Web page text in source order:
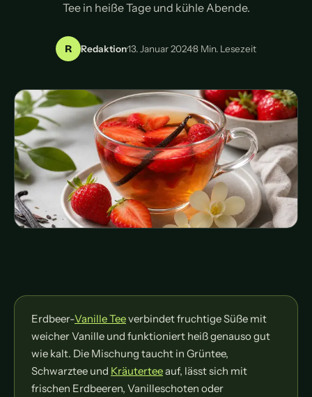
Tee in heiße Tage und kühle Abende.
R Redaktion·13. Januar 2024·8 Min. Lesezeit
Erdbeer-Vanille Teeverbindet fruchtige Süße mit
weicher Vanille und funktioniert heiß genauso gut
wie kalt. Die Mischung taucht in Grüntee,
Schwarztee und Kräuterteeauf, lässt sich mit
frischen Erdbeeren, Vanilleschoten oder